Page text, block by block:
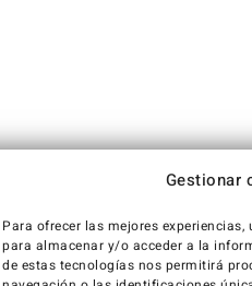
Gestionar
Para ofrecer las mejores
para almacenar y/o acceder a la
de estas tecnologías nos permitirá